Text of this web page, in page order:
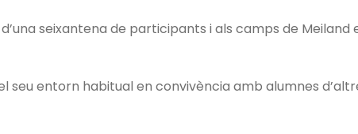
seixantena de participants i als camps de Meiland
seu entorn habitual en convivència amb alumnes